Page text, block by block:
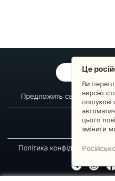
Предложить свой вопрос
О сервисе
Новости
Політика конфіденційності
Це
Ви
версію
пошукові
цього
змінити